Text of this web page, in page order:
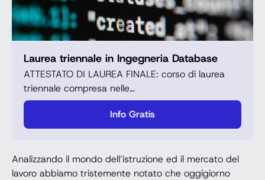
Laurea triennale in Ingegneria Database
ATTESTATO DI LAUREA FINALE: corso di laurea
triennale compresa nelle…
Info Gratis
Analizzando il mondo dell’istruzione ed il mercato del
lavoro abbiamo tristemente notato che oggigiorno